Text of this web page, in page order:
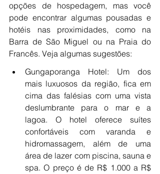
opções de hospedagem, mas você
pode encontrar algumas pousadas e
hotéis nas proximidades, como na
Barra de São Miguel ou na Praia do
Francês. Veja algumas sugestões:
Gungaporanga Hotel: Um dos
mais luxuosos da região, fica em
cima das falésias com uma vista
deslumbrante para o mar e a
lagoa. O hotel oferece suítes
confortáveis com varanda e
hidromassagem, além de uma
área de lazer com piscina, sauna e
spa. O preço é de R$ 1.000 a R$